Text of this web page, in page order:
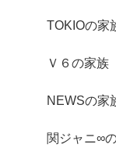
TOKIOの家
Ｖ６の家族
NEWSの家
関ジャニ∞